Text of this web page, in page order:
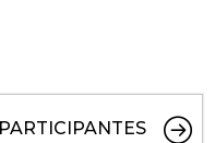
PARTICIPANTES